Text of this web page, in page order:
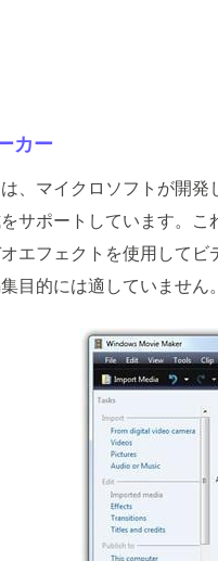
カー
、マイクロソフトが開
サポートしています。
エフェクトを使用して
目的には適していません。